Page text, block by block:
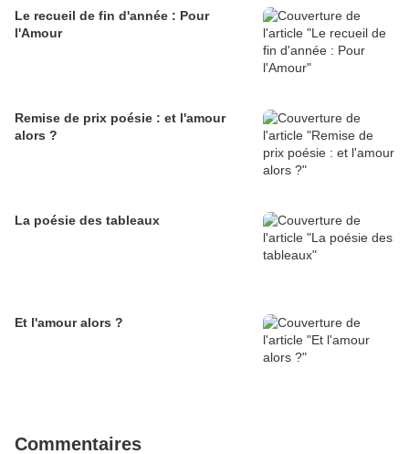
Le recueil de fin d'année : Pour
l'Amour
Remise de prix poésie : et l'amour
alors ?
La poésie des tableaux
Et l'amour alors ?
Commentaires